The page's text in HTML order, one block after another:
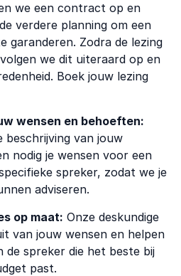
we een contract op en
verdere planning om een
garanderen. Zodra de lezing
we dit uiteraard op en
Boek jouw lezing
wensen en behoeften:
beschrijving van jouw
nodig je wensen voor een
spreker, zodat we je
adviseren.
op maat: Onze deskundige
van jouw wensen en helpen
de spreker die het beste bij
past.